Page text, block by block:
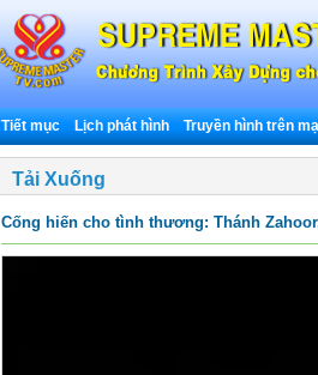
Tiết mục Lịch phát hình Truyền hình trên
Tải Xuống
Cống hiến cho tình thương: Thánh